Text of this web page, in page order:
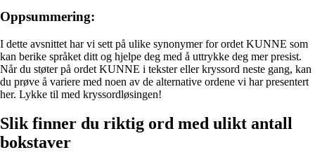
Oppsummering:
I dette avsnittet har vi sett på ulike synonymer for ordet KUNNE som
kan berike språket ditt og hjelpe deg med å uttrykke deg mer presist.
Når du støter på ordet KUNNE i tekster eller kryssord neste gang, kan
du prøve å variere med noen av de alternative ordene vi har presentert
her. Lykke til med kryssordløsingen!
Slik finner du riktig ord med ulikt antall
bokstaver